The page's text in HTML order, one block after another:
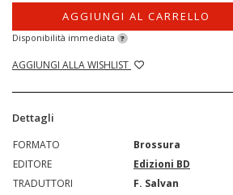
AGGIUNGI AL CARRELLO
Disponibilità immediata ?
AGGIUNGI ALLA WISHLIST
Dettagli
FORMATO
Brossura
EDITORE
Edizioni BD
TRADUTTORI
F. Salvan